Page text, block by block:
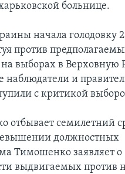
больнице.
начала голодовку
против
выборах в Верховную
и
с критикой
отбывает семилетний
должностных
Тимошенко заявляет о
выдвигаемых против